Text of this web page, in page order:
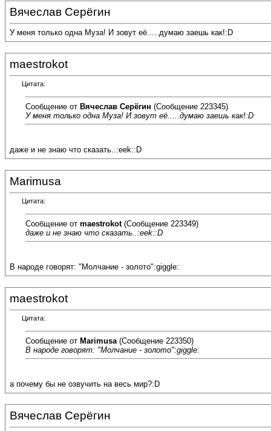
Вячеслав Серёгин
У меня только одна Муза! И зовут её.....думаю заешь как!:D
maestrokot
Цитата:
Сообщение от Вячеслав Серёгин (Сообщение 223345)
У меня только одна Муза! И зовут её.....думаю заешь как!:D
даже и не знаю что сказать..:eek::D
Marimusa
Цитата:
Сообщение от maestrokot(Сообщение 223349)
даже и не знаю что сказать..:eek::D
В народе говорят: "Молчание - золото":giggle:
maestrokot
Цитата:
Сообщение от Marimusa (Сообщение 223350)
В народе говорят: "Молчание - золото":giggle:
а почему бы не озвучить на весь мир?:D
Вячеслав Серёгин